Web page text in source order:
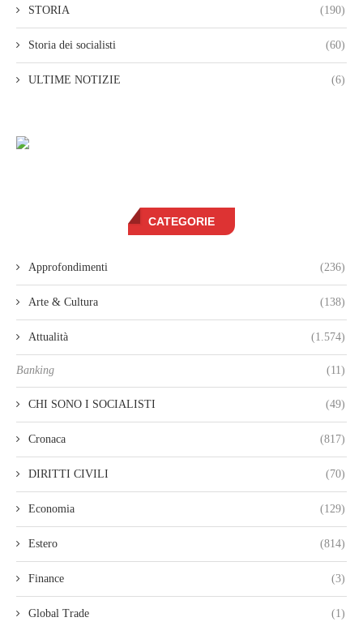
STORIA (190)
Storia dei socialisti (60)
ULTIME NOTIZIE (6)
CATEGORIE
Approfondimenti (236)
Arte & Cultura (138)
Attualità (1.574)
Banking (11)
CHI SONO I SOCIALISTI (49)
Cronaca (817)
DIRITTI CIVILI (70)
Economia (129)
Estero (814)
Finance (3)
Global Trade (1)